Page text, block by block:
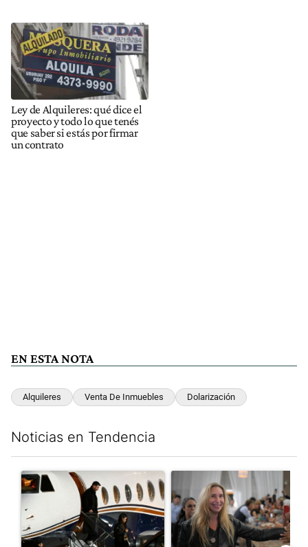
Ley de Alquileres: qué dice el
proyecto y todo lo que tenés
que saber si estás por firmar
un contrato
EN ESTA NOTA
Alquileres Venta De Inmuebles Dolarización
Noticias en Tendencia
Un artículo de tendencia con el título "Lionel Messi llegó a
Un artículo de tendencia